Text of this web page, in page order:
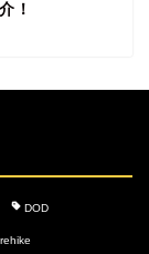
！
DOD